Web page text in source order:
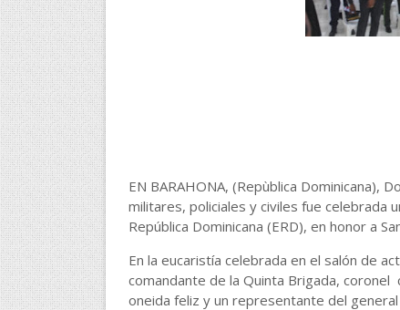
EN BARAHONA, (Repùblica Dominicana),
militares, policiales y civiles fue celebrada
República Dominicana (ERD), en honor a
En la eucaristía celebrada en el salón de
comandante de la Quinta Brigada, coronel
oneida feliz y un representante del